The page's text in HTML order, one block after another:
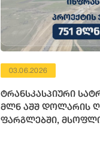
03.06.2026
ტრანსკასპიური
მლნ აშშ დოლარის
ფარგლებში,